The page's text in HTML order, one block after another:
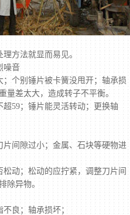
方法就显而易见。
噪音
个别锤片被卡簧没甩开；轴承损
量差太大，造成转子不平衡。
59；锤片能灵活转动；更换轴
间隙过小；金属、石块等硬物进
动；松动的应拧紧，调整刀片间
除异物。
良；轴承损坏；